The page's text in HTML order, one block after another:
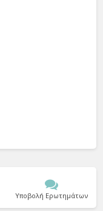
Υποβολή Ερωτημάτων